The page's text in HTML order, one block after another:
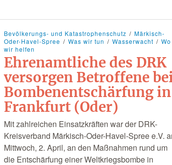
Bevölkerungs- und Katastrophenschutz
Märkisch-
Oder-Havel-Spree
Was wir tun Wasserwacht
Wo
wir helfen
Ehrenamtliche des DRK
versorgen Betroffene
Bombenentschärfung in
Frankfurt (Oder)
Mit zahlreichen Einsatzkräften war der DRK-
Kreisverband Märkisch-Oder-Havel-Spree e.V.
Mittwoch, 2. April, an den Maßnahmen rund um
die Entschärfung einer Weltkriegsbombe in